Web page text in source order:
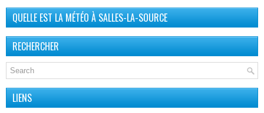
QUELLE EST LA MÉTÉO À SALLES-LA-SOURCE
RECHERCHER
LIENS